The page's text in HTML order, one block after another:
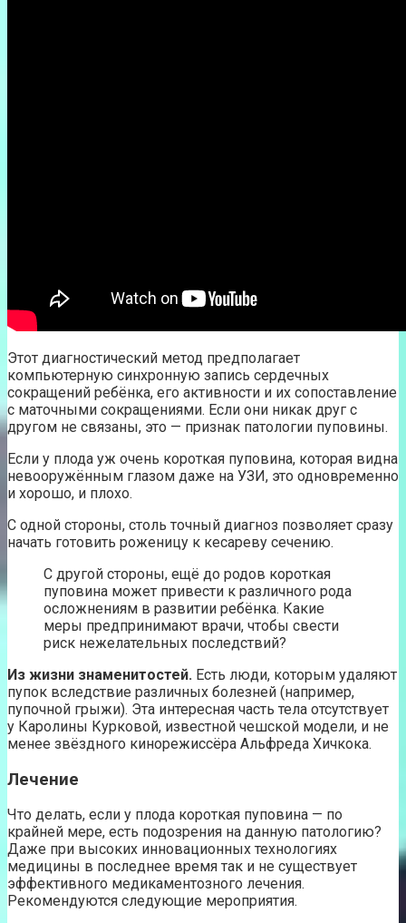
Этот диагностический метод предполагает
компьютерную синхронную запись сердечных
сокращений ребёнка, его активности и их сопоставление
с маточными сокращениями. Если они никак друг с
другом не связаны, это — признак патологии пуповины.
Если у плода уж очень короткая пуповина, которая видна
невооружённым глазом даже на УЗИ, это одновременно
и хорошо, и плохо.
С одной стороны, столь точный диагноз позволяет сразу
начать готовить роженицу к кесареву сечению.
С другой стороны, ещё до родов короткая
пуповина может привести к различного рода
осложнениям в развитии ребёнка. Какие
меры предпринимают врачи, чтобы свести
риск нежелательных последствий?
Из жизни знаменитостей. Есть люди, которым удаляют
пупок вследствие различных болезней (например,
пупочной грыжи). Эта интересная часть тела отсутствует
у Каролины Курковой, известной чешской модели, и не
менее звёздного кинорежиссёра Альфреда Хичкока.
Лечение
Что делать, если у плода короткая пуповина — по
крайней мере, есть подозрения на данную патологию?
Даже при высоких инновационных технологиях
медицины в последнее время так и не существует
эффективного медикаментозного лечения.
Рекомендуются следующие мероприятия.